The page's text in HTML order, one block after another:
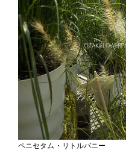
ペニセタム・リトルバニー